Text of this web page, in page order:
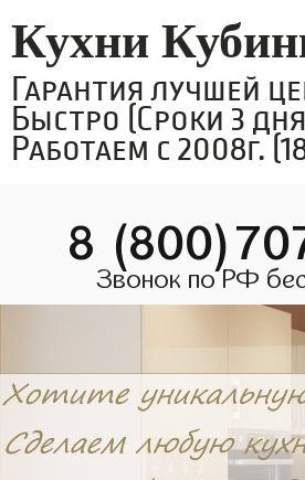
Кухни
Гарантия лучшей
Быстро (Сроки 3
Работаем с 2008г.
8
Звонок по РФ